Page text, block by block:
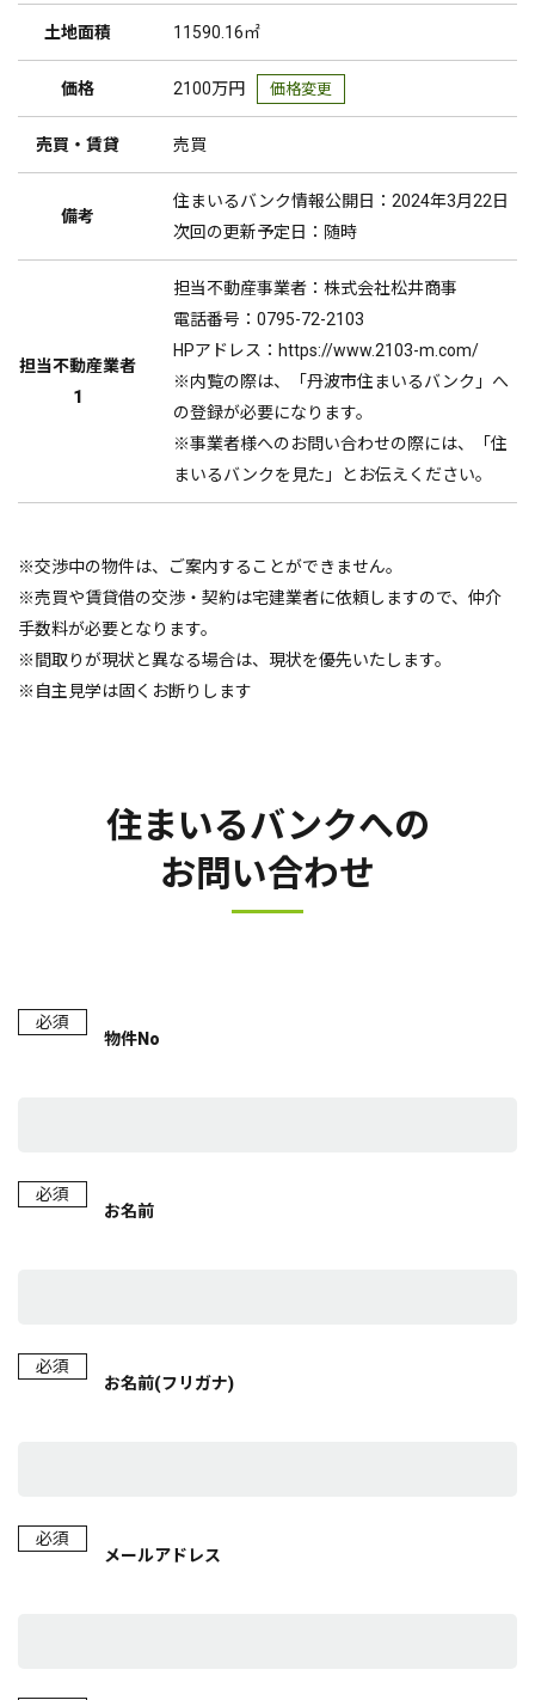
土地面積 11590.16㎡
価格 2100万円 価格変更
売買・賃貸 売買
備考
住まいるバンク情報公開日：2024年3月22日
次回の更新予定日：随時
担当不動産業者
1
担当不動産事業者：株式会社松井商事
電話番号：0795-72-2103
HPアドレス：https://www.2103-m.com/
※内覧の際は、「丹波市住まいるバンク」へ
の登録が必要になります。
※事業者様へのお問い合わせの際には、「住
まいるバンクを見た」とお伝えください。
※交渉中の物件は、ご案内することができません。
※売買や賃貸借の交渉・契約は宅建業者に依頼しますので、仲介
手数料が必要となります。
※間取りが現状と異なる場合は、現状を優先いたします。
※自主見学は固くお断りします
住まいるバンクへの
お問い合わせ
必須
物件No
必須
お名前
必須
お名前(フリガナ)
必須
メールアドレス